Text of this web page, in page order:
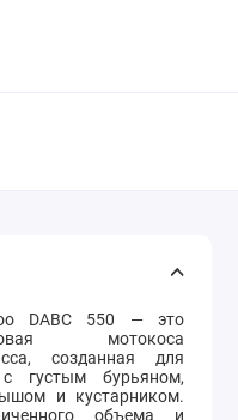
DABC 550 — это
мотокоса
созданная для
густым бурьяном,
и кустарником.
объема и